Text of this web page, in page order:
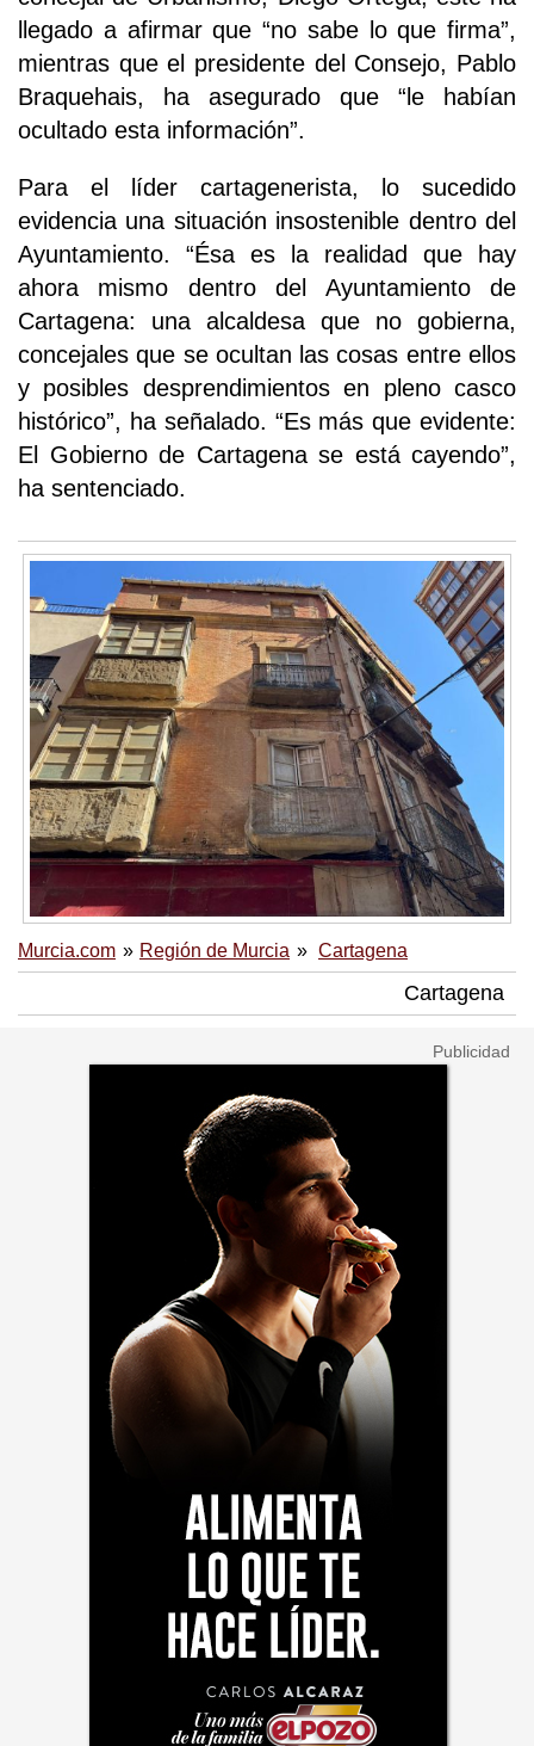
llegado a afirmar que “no sabe lo que firma”,
mientras que el presidente del Consejo, Pablo
Braquehais, ha asegurado que “le habían
ocultado esta información”.
Para el líder cartagenerista, lo sucedido
evidencia una situación insostenible dentro del
Ayuntamiento. “Ésa es la realidad que hay
ahora mismo dentro del Ayuntamiento de
Cartagena: una alcaldesa que no gobierna,
concejales que se ocultan las cosas entre ellos
y posibles desprendimientos en pleno casco
histórico”, ha señalado. “Es más que evidente:
El Gobierno de Cartagena se está cayendo”,
ha sentenciado.
Murcia.com Región de Murcia Cartagena
Cartagena